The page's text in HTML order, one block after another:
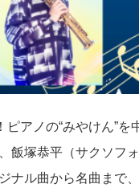
アノの“みやけん”を
飯塚恭平（サクソフ
ナル曲から名曲まで